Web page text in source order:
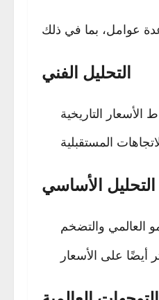
التحليل الفني
التحليل الأساسي